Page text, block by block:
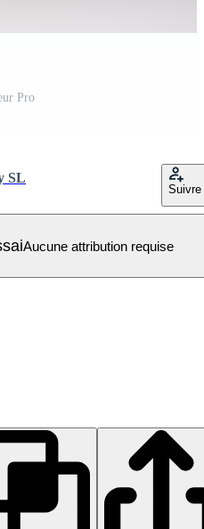
Pro
SL
Suivre
Aucune attribution requise